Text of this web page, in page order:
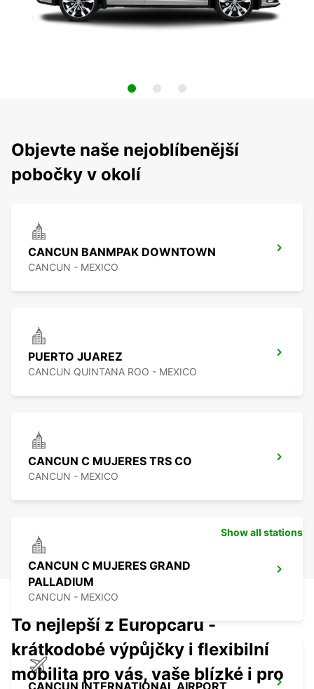
Objevte naše nejoblíbenější
pobočky v okolí
CANCUN BANMPAK DOWNTOWN
CANCUN - MEXICO
PUERTO JUAREZ
CANCUN QUINTANA ROO - MEXICO
CANCUN C MUJERES TRS CO
CANCUN - MEXICO
CANCUN C MUJERES GRAND
PALLADIUM
CANCUN - MEXICO
Show all stations
To nejlepší z Europcaru -
krátkodobé výpůjčky i flexibilní
mobilita pro vás, vaše blízké i pro